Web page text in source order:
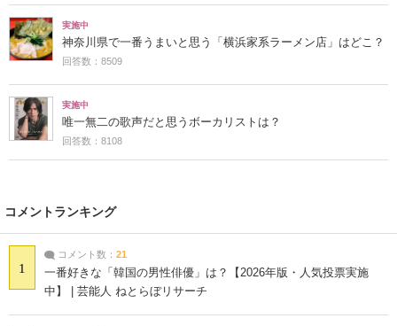
実施中
神奈川県で一番うまいと思う「横浜家系ラーメン店」はどこ？
回答数：8509
実施中
唯一無二の歌声だと思うボーカリストは？
回答数：8108
コメントランキング
1
コメント数： 21
一番好きな「韓国の男性俳優」は？【2026年版・人気投票実施
中】 | 芸能人 ねとらぼリサーチ